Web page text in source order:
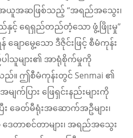
အဆဖြစ်သည့် “အရည်အသွေး၊
နှင့် ရေရှည်တည်တံ့သော ဖွံ့ဖြိုးမှု”
ောမွေ့သော ဒီဇိုင်းဖြင့် စီမံကုန်း
ါသူများ၏ အာရုံစိုက်မှုကို
။ ဤစီမံကုန်းတွင် Senmai ၏
က်ပြား ဖြေရှင်းနည်းများကို
ခေတ်မီရုံးအဆောက်အဦများ၊
ေတာစင်တာများ၊ အရည်အသွေး